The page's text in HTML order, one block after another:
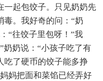
一起包饺子。只见奶奶先
毒。我好奇的问：“奶
“往饺子里包呀！”我
奶奶说：“小孩子吃了有
吃了硬币的饺子能多挣
妈把面和菜馅已经弄好